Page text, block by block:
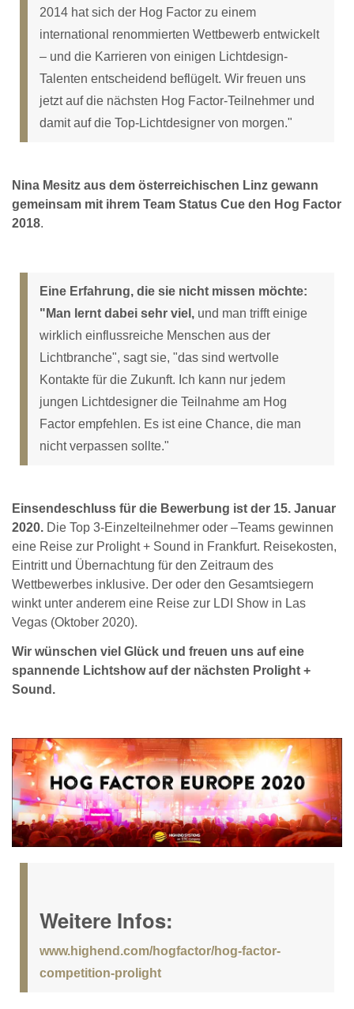
2014 hat sich der Hog Factor zu einem
international renommierten Wettbewerb entwickelt
– und die Karrieren von einigen Lichtdesign-
Talenten entscheidend beflügelt. Wir freuen uns
jetzt auf die nächsten Hog Factor-Teilnehmer und
damit auf die Top-Lichtdesigner von morgen."
Nina Mesitz aus dem österreichischen Linz gewann
gemeinsam mit ihrem Team Status Cue den Hog Factor
2018.
Eine Erfahrung, die sie nicht missen möchte:
"Man lernt dabei sehr viel, und man trifft einige
wirklich einflussreiche Menschen aus der
Lichtbranche", sagt sie, "das sind wertvolle
Kontakte für die Zukunft. Ich kann nur jedem
jungen Lichtdesigner die Teilnahme am Hog
Factor empfehlen. Es ist eine Chance, die man
nicht verpassen sollte."
Einsendeschluss für die Bewerbung ist der 15. Januar
2020. Die Top 3-Einzelteilnehmer oder –Teams gewinnen
eine Reise zur Prolight + Sound in Frankfurt. Reisekosten,
Eintritt und Übernachtung für den Zeitraum des
Wettbewerbes inklusive. Der oder den Gesamtsiegern
winkt unter anderem eine Reise zur LDI Show in Las
Vegas (Oktober 2020).
Wir wünschen viel Glück und freuen uns auf eine
spannende Lichtshow auf der nächsten Prolight +
Sound.
Weitere Infos:
www.highend.com/hogfactor/hog-factor-
competition-prolight